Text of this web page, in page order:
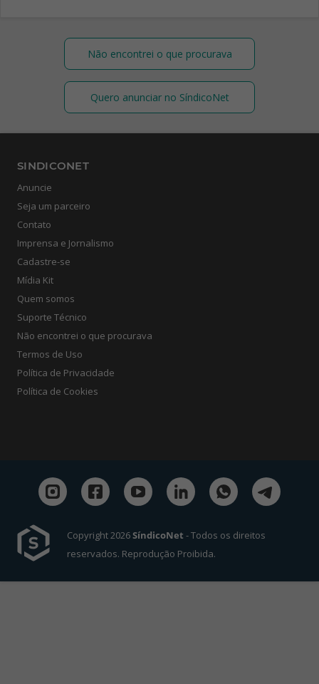
Não encontrei o que procurava
Quero anunciar no SíndicoNet
SINDICONET
Anuncie
Seja um parceiro
Contato
Imprensa e Jornalismo
Cadastre-se
Mídia Kit
Quem somos
Suporte Técnico
Não encontrei o que procurava
Termos de Uso
Política de Privacidade
Política de Cookies
Copyright 2026SíndicoNet - Todos os direitos
reservados. Reprodução Proibida.